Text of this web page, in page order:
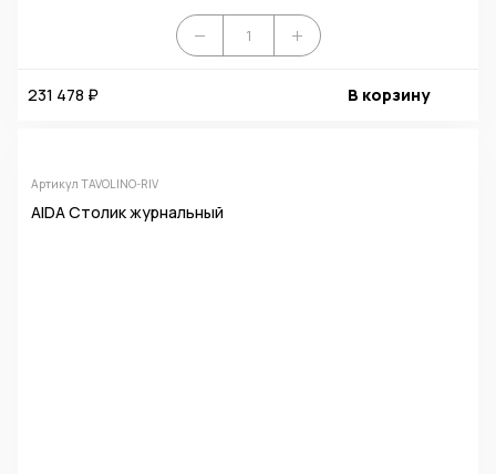
231 478 ₽ В корзину
Артикул TAVOLINO-RIV
AIDA Столик журнальный